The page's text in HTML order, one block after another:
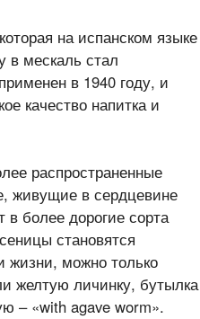
на испанском языке
в мескаль стал
в 1940 году, и
качество напитка и
распространенные
живущие в сердцевине
в более дорогие сорта
становятся
жизни, можно только
желтую личинку, бутылка
– «with agave worm».